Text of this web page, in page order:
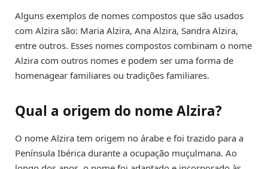
Alguns exemplos de nomes compostos que são usados
com Alzira são: Maria Alzira, Ana Alzira, Sandra Alzira,
entre outros. Esses nomes compostos combinam o nome
Alzira com outros nomes e podem ser uma forma de
homenagear familiares ou tradições familiares.
Qual a origem do nome Alzira?
O nome Alzira tem origem no árabe e foi trazido para a
Península Ibérica durante a ocupação muçulmana. Ao